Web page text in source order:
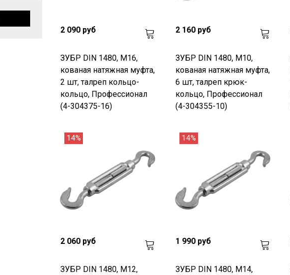
2 090 руб
ЗУБР DIN 1480, М16,
кованая натяжная муфта,
2 шт, талреп кольцо-
кольцо, Профессионал
(4-304375-16)
2 160 руб
ЗУБР DIN 1480, М10,
кованая натяжная муфта,
6 шт, талреп крюк-
кольцо, Профессионал
(4-304355-10)
14%
2 060 руб
ЗУБР DIN 1480, М12,
14%
1 990 руб
ЗУБР DIN 1480, М14,